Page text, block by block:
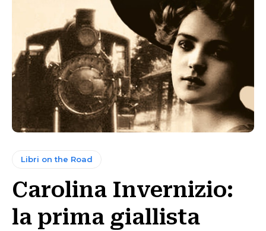
Libri on the Road
Carolina Invernizio:
la prima giallista